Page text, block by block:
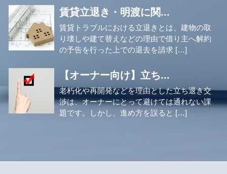
賃貸立退き・明渡に関...
賃貸トラブルにおける立退きとは、建物の取
り壊しや建て替えなどの理由で借り主へ解約
の予告を行った上での退去を請求 […]
【オーナー向け】立ち...
老朽化や再開発などを理由とした立ち退き交
渉は、オーナーにとって避けては通れない課
題です。しかし、進め方を誤ると […]